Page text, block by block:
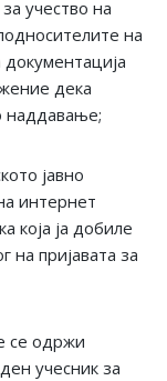
учество на
на
дека
наддавање;
јавно
интернет
која ја добиле
на пријавата за
се одржи
учесник за